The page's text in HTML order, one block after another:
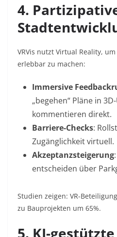
4.
VRVis nutzt Virtual Reality,
erlebbar zu machen:
Immersive
„begehen“ Pläne in
kommentieren direkt.
Barriere-Checks:
Zugänglichkeit virtuell.
Akzeptanzsteigerung
entscheiden über
Studien zeigen: VR-
zu Bauprojekten um 65%.
5. KI-gestützte